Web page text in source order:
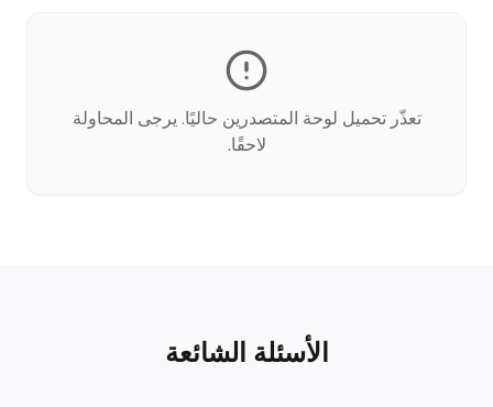
تعذّر تحميل لوحة المتصدرين حاليًا. يرجى المحاولة
لاحقًا.
الأسئلة الشائعة